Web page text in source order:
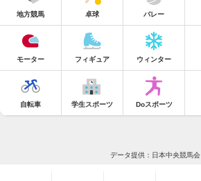
地方競馬 卓球 バレー
モーター フィギュア ウィンター
自転車 学生スポーツ Doスポーツ
データ提供：日本中央競馬会